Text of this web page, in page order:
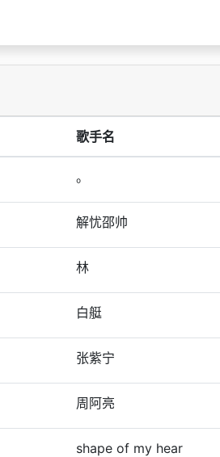
歌手名
。
解忧邵帅
林
白艇
张紫宁
周阿亮
shape of my hear